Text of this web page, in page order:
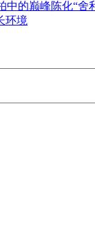
中的巅峰陈化“舍
环境